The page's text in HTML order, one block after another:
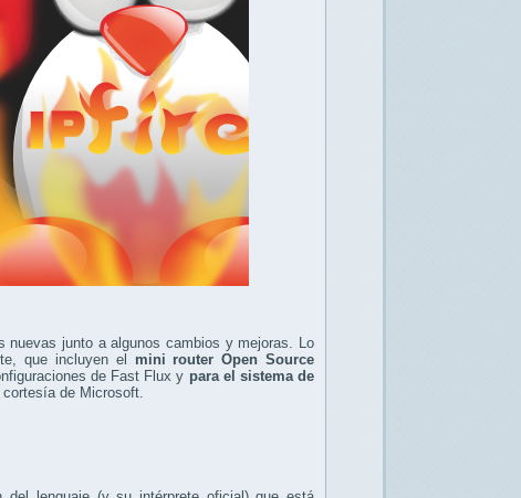
nuevas junto a algunos cambios y mejoras. Lo
que incluyen el mini router Open Source
de Fast Flux y para el sistema de
de Microsoft.